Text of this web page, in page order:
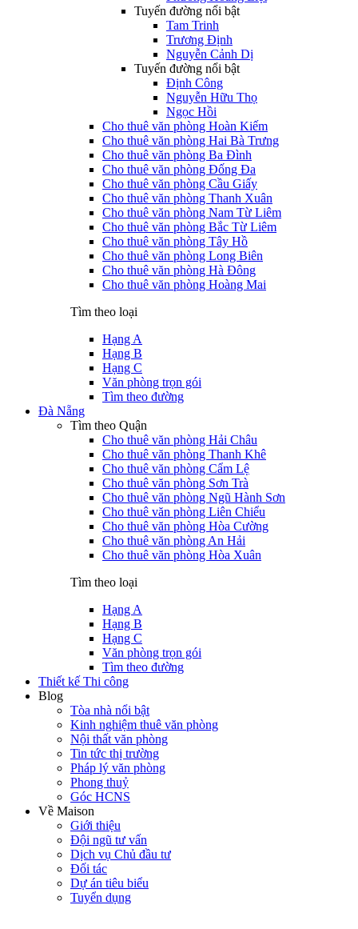
Tuyến đường nổi bật
Tam Trinh
Trương Định
Nguyễn Cảnh Dị
Tuyến đường nổi bật
Định Công
Nguyễn Hữu Thọ
Ngọc Hồi
Cho thuê văn phòng Hoàn Kiếm
Cho thuê văn phòng Hai Bà Trưng
Cho thuê văn phòng Ba Đình
Cho thuê văn phòng Đống Đa
Cho thuê văn phòng Cầu Giấy
Cho thuê văn phòng Thanh Xuân
Cho thuê văn phòng Nam Từ Liêm
Cho thuê văn phòng Bắc Từ Liêm
Cho thuê văn phòng Tây Hồ
Cho thuê văn phòng Long Biên
Cho thuê văn phòng Hà Đông
Cho thuê văn phòng Hoàng Mai
Tìm theo loại
Hạng A
Hạng B
Hạng C
Văn phòng trọn gói
Tìm theo đường
Đà Nẵng
Tìm theo Quận
Cho thuê văn phòng Hải Châu
Cho thuê văn phòng Thanh Khê
Cho thuê văn phòng Cẩm Lệ
Cho thuê văn phòng Sơn Trà
Cho thuê văn phòng Ngũ Hành Sơn
Cho thuê văn phòng Liên Chiểu
Cho thuê văn phòng Hòa Cường
Cho thuê văn phòng An Hải
Cho thuê văn phòng Hòa Xuân
Tìm theo loại
Hạng A
Hạng B
Hạng C
Văn phòng trọn gói
Tìm theo đường
Thiết kế Thi công
Blog
Tòa nhà nổi bật
Kinh nghiệm thuê văn phòng
Nội thất văn phòng
Tin tức thị trường
Pháp lý văn phòng
Phong thuỷ
Góc HCNS
Về Maison
Giới thiệu
Đội ngũ tư vấn
Dịch vụ Chủ đầu tư
Đối tác
Dự án tiêu biểu
Tuyển dụng